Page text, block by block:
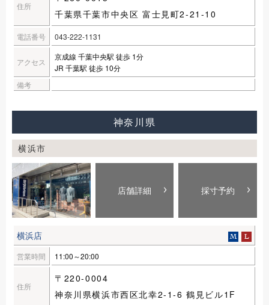
住所
千葉県千葉市中央区 富士見町2-21-10
電話番号 043-222-1131
アクセス
京成線 千葉中央駅 徒歩 1分
JR 千葉駅 徒歩 10分
備考
神奈川県
横浜市
横浜店
営業時間 11:00～20:00
住所
〒220-0004
神奈川県横浜市西区北幸2-1-6 鶴見ビル1F
店舗詳細 採寸予約